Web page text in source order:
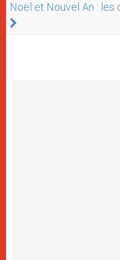
Noël et Nouvel An :